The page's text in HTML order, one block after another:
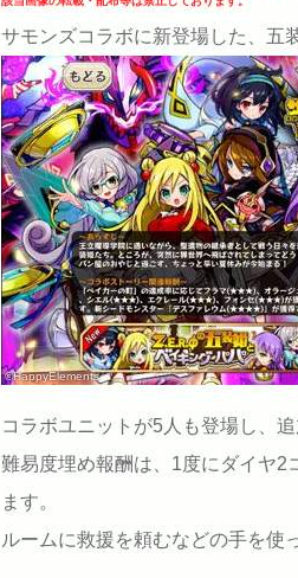
サモンズコラボに新登場した、五
©HappyElements
コラボユニットが5人も登場し、
難易度埋め報酬は、1度にダイヤ2
ます。
ルームに救援を頼むなどの手を使